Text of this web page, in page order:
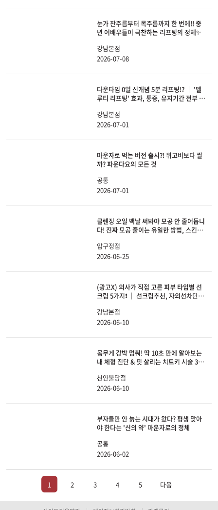
눈가 잔주름부터 목주름까지 한 번에!! 중
년 여배우들이 극찬하는 리프팅의 정체✨
강남본점
2026-07-08
다운타임 0일 신개념 5분 리프팅!? │ '벨
루티 리프팅' 효과, 통증, 유지기간 전부 공
강남본점
2026-07-01
마운자로 먹는 버전 출시?! 위고비보다 쌀
까? 파운다요의 모든 것
공통
2026-07-01
클렌징 오일 백날 써봐야 모공 안 줄어듭니
다! 진짜 모공 줄이는 유일한 방법, 스킨보
압구정점
2026-06-25
(광고X) 의사가 직접 고른 피부 타입별 선
크림 5가지❗ │ 선크림추천, 자외선차단
강남본점
2026-06-10
몸무게 강박 멈춰! 딱 10초 만에 알아보는
내 체형 진단 & 핏 살리는 치트키 시술 3가
천안불당점
2026-06-10
부자들만 안 늙는 시대가 왔다? 평생 맞아
야 한다는 '신의 약' 마운자로의 정체
공통
2026-06-02
1 2 3 4 5 다음